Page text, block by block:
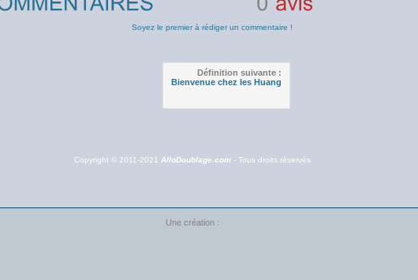
Soyez le premier à rédiger un commentaire !
Définition suivante :
Bienvenue chez les Huang
Copyright © 2011-2021 AlloDoublage.com - Tous droits réservés
Une création :